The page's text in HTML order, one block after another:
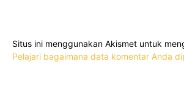
Situs ini menggunakan Akismet untuk
Pelajari bagaimana data komentar Anda